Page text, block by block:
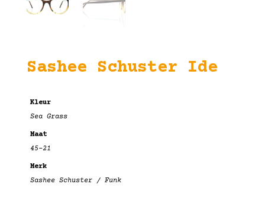
Sashee Schuster Ide
Kleur
Sea Grass
Maat
45-21
Merk
Sashee Schuster / Funk